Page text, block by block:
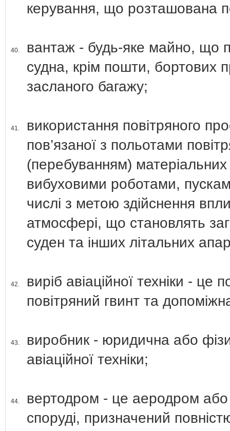
керування, що розташована
40.
вантаж - будь-яке майно, що
судна, крім пошти, бортових
засланого багажу;
41.
використання повітряного
пов’язаної з польотами
(перебуванням) матеріальних
вибуховими роботами,
числі з метою здійснення
атмосфері, що становлять
суден та інших літальних
42.
виріб авіаційної техніки - це
повітряний гвинт та
43.
виробник - юридична або
авіаційної техніки;
44.
вертодром - це аеродром
споруді, призначений